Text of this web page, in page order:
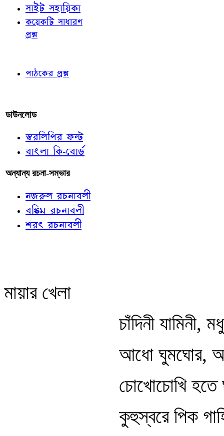
সাইট সহায়িকা
কয়েকটি সাধারণ
প্রশ্ন
পাঠকের প্রশ্ন
ডাউনলোড
স্বরলিপির ফন্ট
বাংলা কি-বোর্ড
অন্যান্য রচনা-সম্ভার
নজরুল রচনাবলী
বঙ্কিম রচনাবলী
শরৎ রচনাবলী
মায়ার খেলা
চাঁদিনী যামিনী,
আধো ঘুমঘোর,
চোখোচোখি হতে
কুহুস্বরে পিক